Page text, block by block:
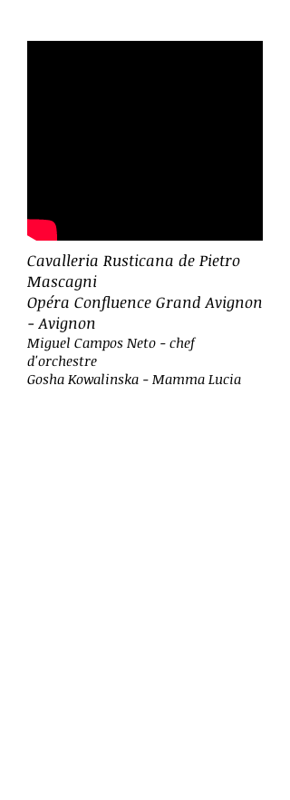
Cavalleria Rusticana de Pietro
Mascagni
Opéra Confluence Grand Avignon
- Avignon
Miguel Campos Neto - chef
d'orchestre
Gosha Kowalinska - Mamma Lucia